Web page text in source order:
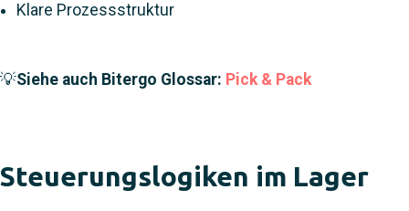
Klare Prozessstruktur
💡Siehe auch Bitergo Glossar: Pick & Pack
Steuerungslogiken im Lager